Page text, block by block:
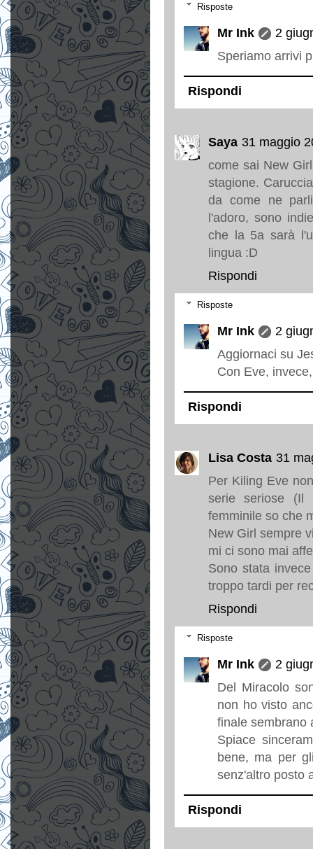
Risposte
Mr Ink
2
Speriamo arrivi
Rispondi
Saya 31 maggio
come sai New
stagione.
da come ne
l'adoro, sono
che la 5a sarà
lingua :D
Rispondi
Risposte
Mr Ink
2
Aggiornaci su
Con Eve,
Rispondi
Lisa Costa 31
Per Kiling Eve
serie seriose (Il
femminile so che
New Girl sempre
mi ci sono mai
Sono stata
troppo tardi per
Rispondi
Risposte
Mr Ink
2
Del Miracolo
non ho visto
finale sembrano
Spiace
bene, ma per
senz'altro posto
Rispondi